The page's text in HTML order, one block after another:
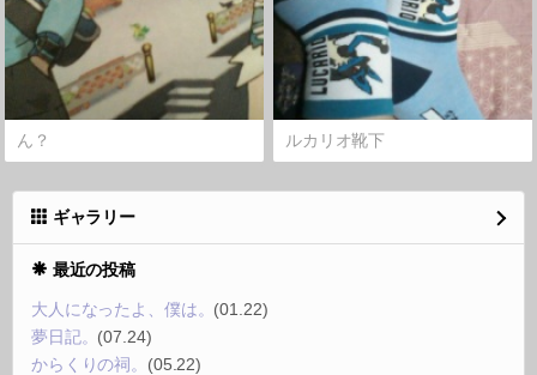
ん？ ルカリオ靴下
ギャラリー
最近の投稿
大人になったよ、僕は。 (01.22)
夢日記。 (07.24)
からくりの祠。 (05.22)